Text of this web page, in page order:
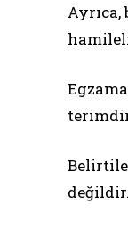
değildir.